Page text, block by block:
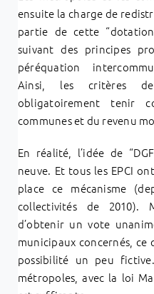
ensuite la charge de
partie de cette
suivant des principes
péréquation
Ainsi, les critères
obligatoirement tenir
communes et du revenu
En réalité, l’idée de
neuve. Et tous les EPCI
place ce mécanisme
collectivités de 2010).
d’obtenir un vote
municipaux concernés,
possibilité un peu
métropoles, avec la loi